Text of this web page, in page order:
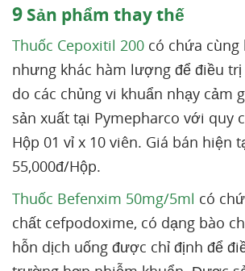
9 Sản phẩm thay thế
Thuốc Cepoxitil 200 có chứa cùng
nhưng khác hàm lượng để điều
do các chủng vi khuẩn nhạy cảm
sản xuất tại Pymepharco với quy
Hộp 01 vỉ x 10 viên. Giá bán hiện
55,000đ/Hộp.
Thuốc Befenxim 50mg/5ml có
chất cefpodoxime, có dạng bào
hỗn dịch uống được chỉ định để